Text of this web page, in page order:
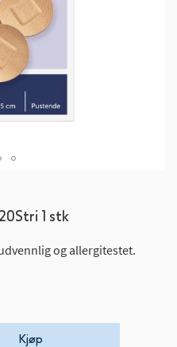
1 stk
og allergitestet.
Kjøp